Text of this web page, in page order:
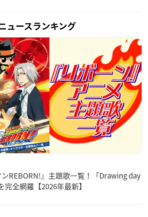
ュースランキング
ンREBORN!』主題歌一覧！「Drawing day
全網羅【2026年最新】